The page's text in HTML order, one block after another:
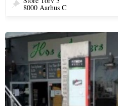
8000 Aarhus C